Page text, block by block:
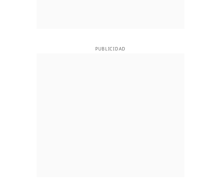
PUBLICIDAD